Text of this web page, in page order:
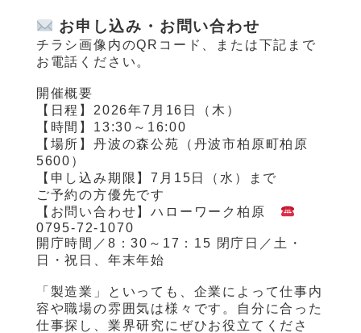
お申し込み・お問い合わせ
チラシ画像内のQRコード、または下記まで
お電話ください。
開催概要
【日程】2026年7月16日（木）
【時間】13:30～16:00
【場所】丹波の森公苑（丹波市柏原町柏原
5600）
【申し込み期限】7月15日（水）まで
ご予約の方優先です
【お問い合わせ】ハローワーク柏原
0795-72-1070
開庁時間／8：30～17：15 閉庁日／土・
日・祝日、年末年始
「製造業」といっても、企業によって仕事内
容や職場の雰囲気は様々です。自分に合った
仕事探し、業界研究にぜひお役立てくださ